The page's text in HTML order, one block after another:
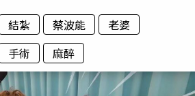
結紮 蔡波能
老婆
手術 麻醉